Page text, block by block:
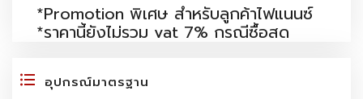
*Promotion พิเศษ สำหรับลูกค้าไฟแนนซ์
*ราคานี้ยังไม่รวม vat 7% กรณีซื้อสด
อุปกรณ์มาตรฐาน